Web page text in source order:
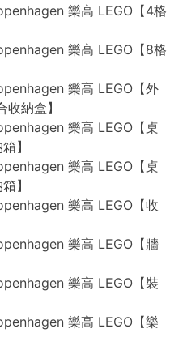
樂高 LEGO【4格
樂高 LEGO【8格
樂高 LEGO【外
納盒】
樂高 LEGO【桌
】
樂高 LEGO【桌
】
樂高 LEGO【收
樂高 LEGO【牆
樂高 LEGO【裝
樂高 LEGO【樂